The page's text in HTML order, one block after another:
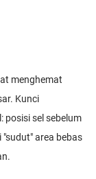
menghemat
Kunci
posisi sel sebelum
"sudut" area bebas